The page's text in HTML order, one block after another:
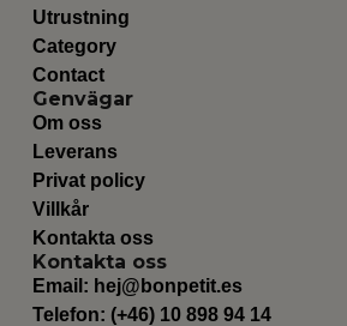
Utrustning
Category
Contact
Genvägar
Om oss
Leverans
Privat policy
Villkår
Kontakta oss
Kontakta oss
Email: hej@bonpetit.es
Telefon: (+46) 10 898 94 14